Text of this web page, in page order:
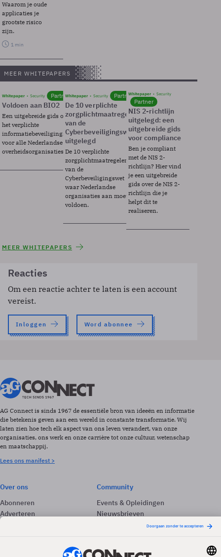
Waarom je oude
applicaties je
grootste risico
zijn.
1 min
MEER WHITEPAPERS
Whitepaper Security Partner
Voldoen aan BIO2
Een uitgebreide gids over BIO2,
het verplichte
informatiebeveiligingsframework
voor alle Nederlandse
overheidsorganisaties.
Whitepaper Security Partner
De 10 verplichte
zorgplichtmaatregelen
van de
Cyberbeveiligingswet
uitgelegd
De 10 verplichte
zorgplichtmaatregelen
van de
Cyberbeveiligingswet
waar Nederlandse
organisaties aan moeten
voldoen.
Whitepaper Security
Partner
NIS 2-richtlijn
uitgelegd: een
uitgebreide gids
voor compliance
Ben je compliant
met de NIS 2-
richtlijn? Hier vind
je een uitgebreide
gids over de NIS 2-
richtlijn die je
helpt dit te
realiseren.
MEER WHITEPAPERS
Reacties
Om een reactie achter te laten is een account
vereist.
Inloggen Word abonnee
AG Connect is sinds 1967 de essentiële bron van ideeën en informatie
die betekenis geven aan een wereld in constante transformatie. Wij
laten zien hoe tech elk aspect van ons leven verandert, van onze
organisaties, ons werk en onze carrière tot onze cultuur, wetenschap
en maatschappij.
Lees ons manifest >
Over ons
Abonneren
Adverteren
Community
Events & Opleidingen
Nieuwsbrieven